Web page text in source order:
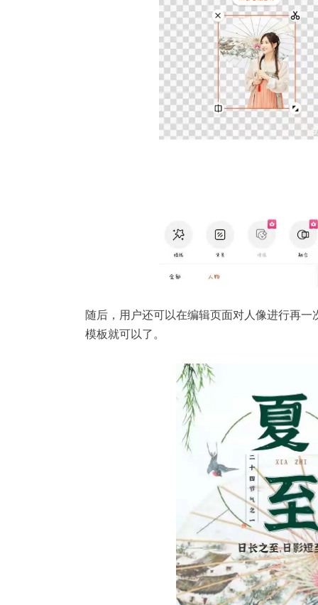
随后，用户还可以在编辑页面对人像进行再
模板就可以了。